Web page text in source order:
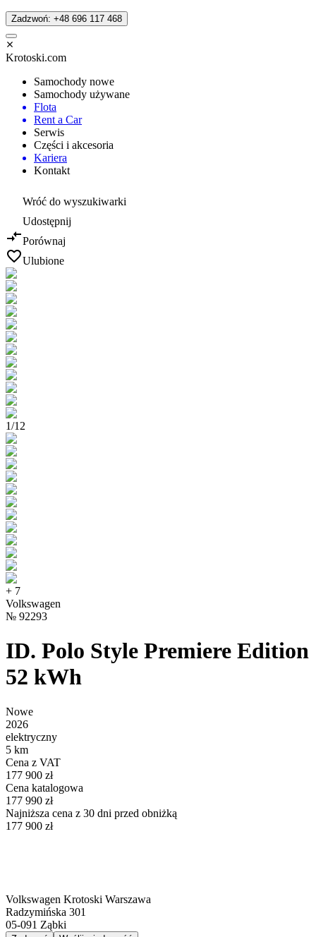
Zadzwoń: +48 696 117 468
Krotoski.com
Samochody nowe
Samochody używane
Flota
Rent a Car
Serwis
Części i akcesoria
Kariera
Kontakt
Wróć do wyszukiwarki
Udostępnij
Porównaj
Ulubione
1/12
+ 7
Volkswagen
№ 92293
ID. Polo Style Premiere Edition
52 kWh
Nowe
2026
elektryczny
5 km
Cena z VAT
177 900 zł
Cena katalogowa
177 990 zł
Najniższa cena z 30 dni przed obniżką
177 900 zł
Volkswagen Krotoski Warszawa
Radzymińska 301
05-091 Ząbki